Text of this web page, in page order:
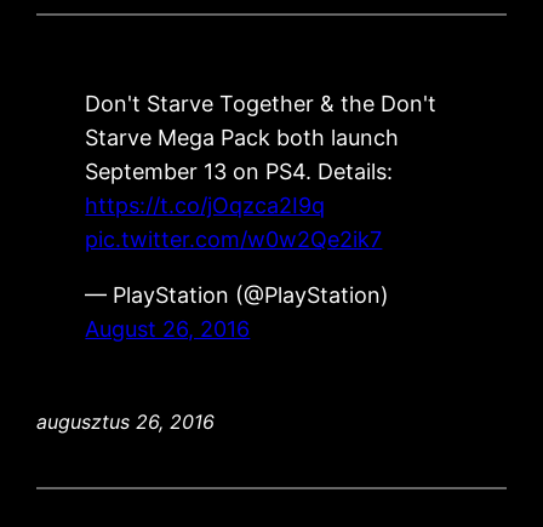
Don't Starve Together & the Don't
Starve Mega Pack both launch
September 13 on PS4. Details:
https://t.co/jOqzca2I9q
pic.twitter.com/w0w2Qe2ik7
— PlayStation (@PlayStation)
August 26, 2016
augusztus 26, 2016